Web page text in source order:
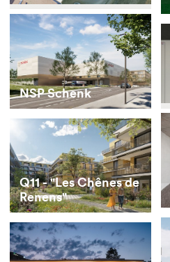
NSP Schenk
Q11 - "Les Chênes de
Renens"